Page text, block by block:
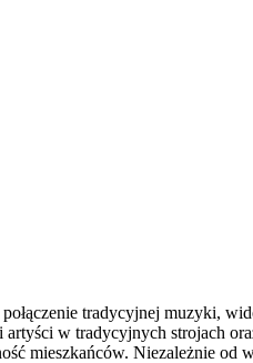
tradycyjnej muzyki,
w tradycyjnych strojach
mieszkańców. Niezależnie od